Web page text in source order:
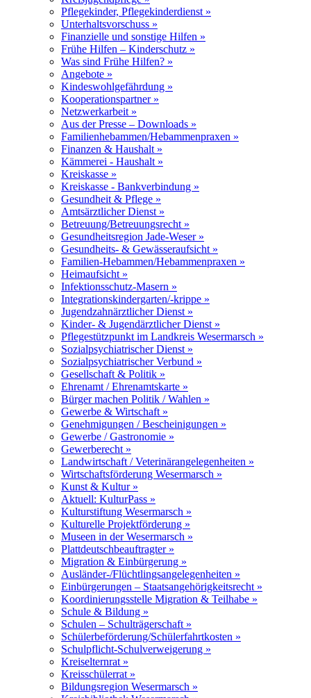
Pflegekinder, Pflegekinderdienst »
Unterhaltsvorschuss »
Finanzielle und sonstige Hilfen »
Frühe Hilfen – Kinderschutz »
Was sind Frühe Hilfen? »
Angebote »
Kindeswohlgefährdung »
Kooperationspartner »
Netzwerkarbeit »
Aus der Presse – Downloads »
Familienhebammen/Hebammenpraxen »
Finanzen & Haushalt »
Kämmerei - Haushalt »
Kreiskasse »
Kreiskasse - Bankverbindung »
Gesundheit & Pflege »
Amtsärztlicher Dienst »
Betreuung/Betreuungsrecht »
Gesundheitsregion Jade-Weser »
Gesundheits- & Gewässeraufsicht »
Familien-Hebammen/Hebammenpraxen »
Heimaufsicht »
Infektionsschutz-Masern »
Integrationskindergarten/-krippe »
Jugendzahnärztlicher Dienst »
Kinder- & Jugendärztlicher Dienst »
Pflegestützpunkt im Landkreis Wesermarsch »
Sozialpsychiatrischer Dienst »
Sozialpsychiatrischer Verbund »
Gesellschaft & Politik »
Ehrenamt / Ehrenamtskarte »
Bürger machen Politik / Wahlen »
Gewerbe & Wirtschaft »
Genehmigungen / Bescheinigungen »
Gewerbe / Gastronomie »
Gewerberecht »
Landwirtschaft / Veterinärangelegenheiten »
Wirtschaftsförderung Wesermarsch »
Kunst & Kultur »
Aktuell: KulturPass »
Kulturstiftung Wesermarsch »
Kulturelle Projektförderung »
Museen in der Wesermarsch »
Plattdeutschbeauftragter »
Migration & Einbürgerung »
Ausländer-/Flüchtlingsangelegenheiten »
Einbürgerungen – Staatsangehörigkeitsrecht »
Koordinierungsstelle Migration & Teilhabe »
Schule & Bildung »
Schulen – Schulträgerschaft »
Schülerbeförderung/Schülerfahrtkosten »
Schulpflicht-Schulverweigerung »
Kreiselternrat »
Kreisschülerrat »
Bildungsregion Wesermarsch »